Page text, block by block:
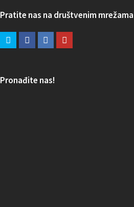
Pratite nas na društvenim mrežama
Pronađite nas!